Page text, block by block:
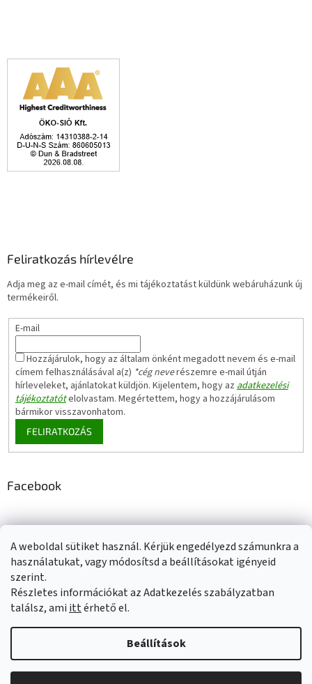
A weboldal sütiket használ. Kérjük engedélyezd számunkra a
használatukat, vagy módosítsd a beállításokat igényeid
szerint.
Részletes információkat az Adatkezelés szabályzatban
találsz, ami ittérhető el.
Beállítások
Feliratkozás hírlevélre
Adja meg az e-mail címét, és mi tájékoztatást küldünk webáruházunk új
termékeiről.
E-mail
Hozzájárulok, hogy az általam önként megadott nevem és e-mail
címem felhasználásával a(z) *cég neverészemre e-mail útján
hírleveleket, ajánlatokat küldjön. Kijelentem, hogy azadatkezelési
tájékoztatótelolvastam. Megértettem, hogy a hozzájárulásom
bármikor visszavonhatom.
FELIRATKOZÁS
Facebook
Adatkezelési tájékoztató Elérhetőségeink Impresszum
Üzleti feltételek (ÁSZF) Jótállási tájékoztató
Shoptet készítette